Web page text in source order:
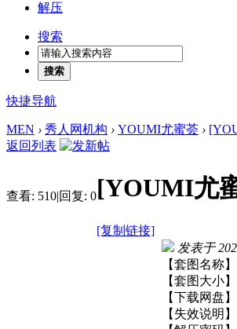
解压
搜索
搜索
快捷导航
MEN › 秀人网机构 › YOUMI尤蜜荟 ›
返回列表
查看: 510|回复: 0[YOUMI尤
[复制链接]
发表于
【套图名称
【套图大小
【下载网盘
【失效说明